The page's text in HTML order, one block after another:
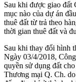
Sau khi được giao
mục nào của dự án
thuê đất từ trả theo
thời gian thuê đất và
Sau khi thay đổi hình
Ngày 03/4/2018,
quyền sử dụng đất
Thương mại Q. Ch.